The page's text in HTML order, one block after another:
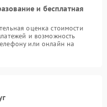
и бесплатная
оценка стоимости
и возможность
или онлайн на